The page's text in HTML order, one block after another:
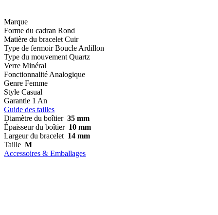
Marque
Forme du cadran Rond
Matière du bracelet Cuir
Type de fermoir Boucle Ardillon
Type du mouvement Quartz
Verre Minéral
Fonctionnalité Analogique
Genre Femme
Style Casual
Garantie 1 An
Guide des tailles
Diamètre du boîtier 35 mm
Épaisseur du boîtier 10 mm
Largeur du bracelet 14 mm
Taille M
Accessoires & Emballages